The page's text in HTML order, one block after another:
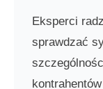
Eksperci
sprawdzać